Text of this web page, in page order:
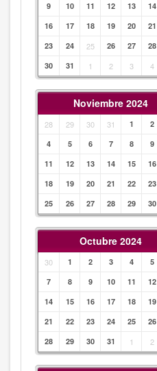
9
10 11 12 13 14
16
17 18 19 20 21
23
24 25 26 27 28
30
31 1 2 3 4
Noviembre 2024
28 29 30 31 1 2
4
5 6 7 8 9
11
12 13 14 15 16
18
19 20 21 22 23
25
26 27 28 29 30
Octubre 2024
30 1 2 3 4 5
7
8 9 10 11 12
14
15 16 17 18 19
21
22 23 24 25 26
28
29 30 31 1 2